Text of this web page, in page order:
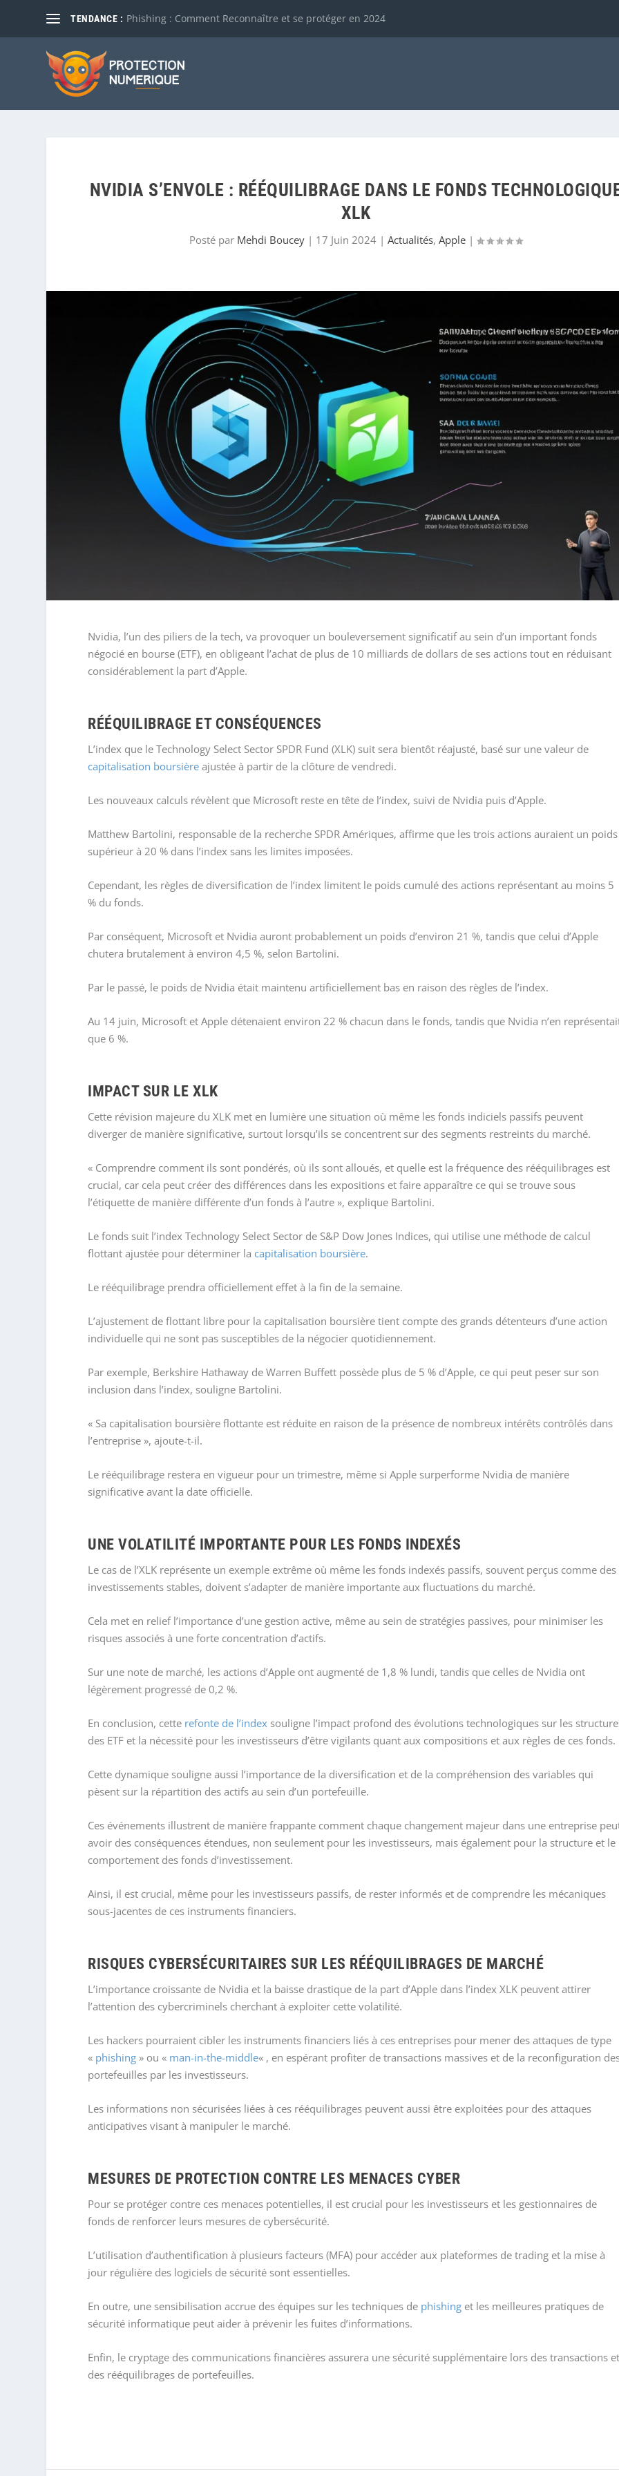
TENDANCE : Phishing : Comment Reconnaître et se protéger en 2024
NVIDIA S’ENVOLE : RÉÉQUILIBRAGE DANS LE FONDS
XLK
Posté par Mehdi Boucey| 17 Juin 2024| Actualités, Apple|
Nvidia, l’un des piliers de la tech, va provoquer un bouleversement significatif au sein d’un important fonds
négocié en bourse (ETF), en obligeant l’achat de plus de 10 milliards de dollars de ses actions tout en réduisant
considérablement la part d’Apple.
RÉÉQUILIBRAGE ET CONSÉQUENCES
L’index que le Technology Select Sector SPDR Fund (XLK) suit sera bientôt réajusté, basé sur une valeur de
capitalisation boursière ajustée à partir de la clôture de vendredi.
Les nouveaux calculs révèlent que Microsoft reste en tête de l’index, suivi de Nvidia puis d’Apple.
Matthew Bartolini, responsable de la recherche SPDR Amériques, affirme que les trois actions auraient un poids
supérieur à 20 % dans l’index sans les limites imposées.
Cependant, les règles de diversification de l’index limitent le poids cumulé des actions représentant au moins 5
% du fonds.
Par conséquent, Microsoft et Nvidia auront probablement un poids d’environ 21 %, tandis que celui d’Apple
chutera brutalement à environ 4,5 %, selon Bartolini.
Par le passé, le poids de Nvidia était maintenu artificiellement bas en raison des règles de l’index.
Au 14 juin, Microsoft et Apple détenaient environ 22 % chacun dans le fonds, tandis que Nvidia n’en
que 6 %.
IMPACT SUR LE XLK
Cette révision majeure du XLK met en lumière une situation où même les fonds indiciels passifs peuvent
diverger de manière significative, surtout lorsqu’ils se concentrent sur des segments restreints du marché.
« Comprendre comment ils sont pondérés, où ils sont alloués, et quelle est la fréquence des rééquilibrages est
crucial, car cela peut créer des différences dans les expositions et faire apparaître ce qui se trouve sous
l’étiquette de manière différente d’un fonds à l’autre », explique Bartolini.
Le fonds suit l’index Technology Select Sector de S&P Dow Jones Indices, qui utilise une méthode de calcul
flottant ajustée pour déterminer la capitalisation boursière.
Le rééquilibrage prendra officiellement effet à la fin de la semaine.
L’ajustement de flottant libre pour la capitalisation boursière tient compte des grands détenteurs d’une action
individuelle qui ne sont pas susceptibles de la négocier quotidiennement.
Par exemple, Berkshire Hathaway de Warren Buffett possède plus de 5 % d’Apple, ce qui peut peser sur son
inclusion dans l’index, souligne Bartolini.
« Sa capitalisation boursière flottante est réduite en raison de la présence de nombreux intérêts contrôlés dans
l’entreprise », ajoute-t-il.
Le rééquilibrage restera en vigueur pour un trimestre, même si Apple surperforme Nvidia de manière
significative avant la date officielle.
UNE VOLATILITÉ IMPORTANTE POUR LES FONDS INDEXÉS
Le cas de l’XLK représente un exemple extrême où même les fonds indexés passifs, souvent perçus comme des
investissements stables, doivent s’adapter de manière importante aux fluctuations du marché.
Cela met en relief l’importance d’une gestion active, même au sein de stratégies passives, pour minimiser les
risques associés à une forte concentration d’actifs.
Sur une note de marché, les actions d’Apple ont augmenté de 1,8 % lundi, tandis que celles de Nvidia ont
légèrement progressé de 0,2 %.
En conclusion, cette refonte de l’index souligne l’impact profond des évolutions technologiques sur les
des ETF et la nécessité pour les investisseurs d’être vigilants quant aux compositions et aux règles de ces fonds.
Cette dynamique souligne aussi l’importance de la diversification et de la compréhension des variables qui
pèsent sur la répartition des actifs au sein d’un portefeuille.
Ces événements illustrent de manière frappante comment chaque changement majeur dans une entreprise
avoir des conséquences étendues, non seulement pour les investisseurs, mais également pour la structure et le
comportement des fonds d’investissement.
Ainsi, il est crucial, même pour les investisseurs passifs, de rester informés et de comprendre les mécaniques
sous-jacentes de ces instruments financiers.
RISQUES CYBERSÉCURITAIRES SUR LES RÉÉQUILIBRAGES DE MARCHÉ
L’importance croissante de Nvidia et la baisse drastique de la part d’Apple dans l’index XLK peuvent attirer
l’attention des cybercriminels cherchant à exploiter cette volatilité.
Les hackers pourraient cibler les instruments financiers liés à ces entreprises pour mener des attaques de type
« phishing » ou « man-in-the-middle« , en espérant profiter de transactions massives et de la reconfiguration
portefeuilles par les investisseurs.
Les informations non sécurisées liées à ces rééquilibrages peuvent aussi être exploitées pour des attaques
anticipatives visant à manipuler le marché.
MESURES DE PROTECTION CONTRE LES MENACES CYBER
Pour se protéger contre ces menaces potentielles, il est crucial pour les investisseurs et les gestionnaires de
fonds de renforcer leurs mesures de cybersécurité.
L’utilisation d’authentification à plusieurs facteurs (MFA) pour accéder aux plateformes de trading et la mise à
jour régulière des logiciels de sécurité sont essentielles.
En outre, une sensibilisation accrue des équipes sur les techniques de phishing et les meilleures pratiques de
sécurité informatique peut aider à prévenir les fuites d’informations.
Enfin, le cryptage des communications financières assurera une sécurité supplémentaire lors des transactions
des rééquilibrages de portefeuilles.